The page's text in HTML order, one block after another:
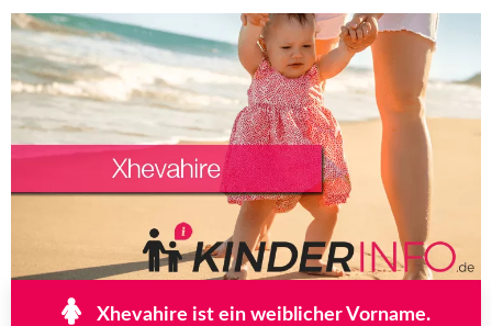
Xhevahire ist ein weiblicher Vorname.